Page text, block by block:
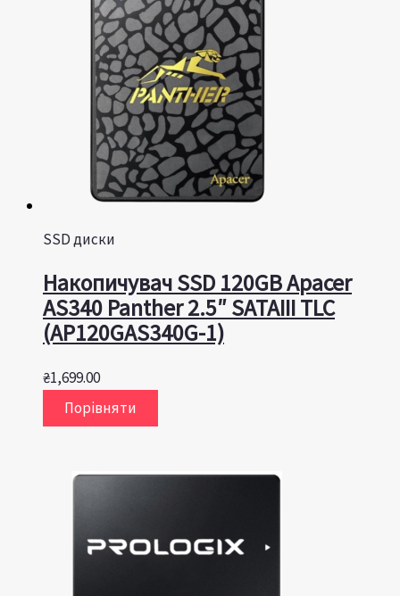
SSD диски
Накопичувач SSD 120GB Apacer
AS340 Panther 2.5″ SATAIII TLC
(AP120GAS340G-1)
₴1,699.00
Порівняти